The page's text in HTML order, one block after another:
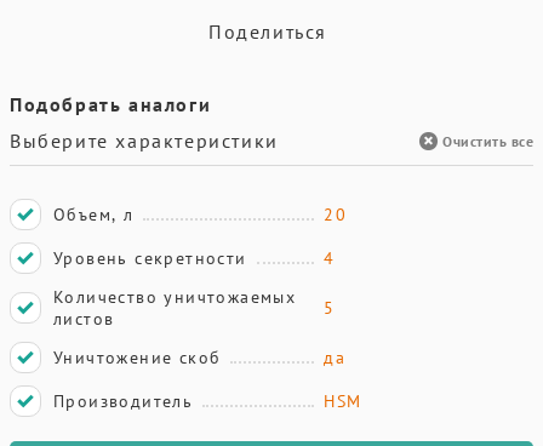
Поделиться
Подобрать аналоги
Выберите характеристики
Очистить все
Объем, л
20
Уровень секретности
4
Количество уничтожаемых
листов
5
Уничтожение скоб
да
Производитель
HSM